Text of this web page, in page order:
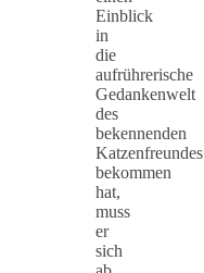
Einblick
in
die
aufrührerische
Gedankenwelt
des
bekennenden
Katzenfreundes
bekommen
hat,
muss
er
sich